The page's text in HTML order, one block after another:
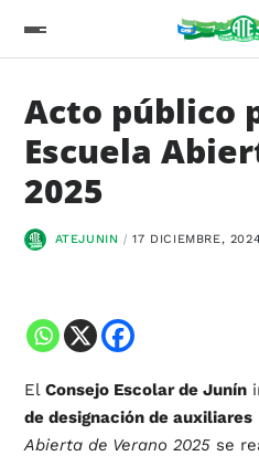
Acto público
Escuela
2025
ATEJUNIN 17 DICIEMBRE,
El Consejo Escolar de Junín
de designación de auxiliares
Abierta de Verano 2025se